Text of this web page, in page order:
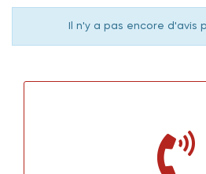
Il n'y a pas encore d'avis